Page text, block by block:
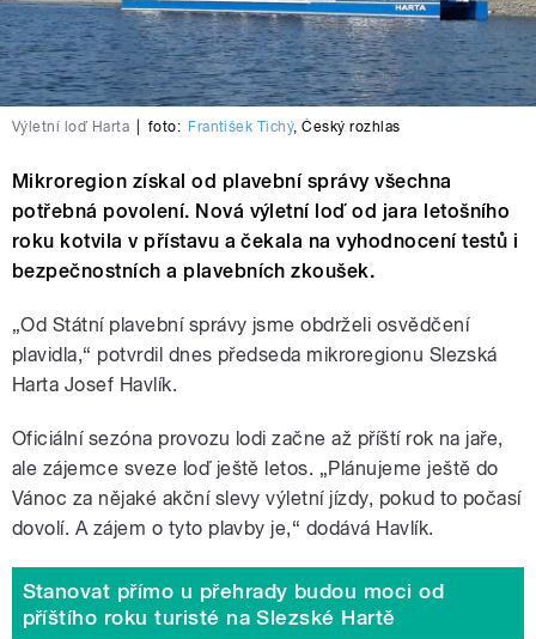
Výletní loď Harta foto: František Tichý,Český rozhlas
Mikroregion získal od plavební správy všechna
potřebná povolení. Nová výletní loď od jara letošního
roku kotvila v přístavu a čekala na vyhodnocení testů i
bezpečnostních a plavebních zkoušek.
„Od Státní plavební správy jsme obdrželi osvědčení
plavidla,“ potvrdil dnes předseda mikroregionu Slezská
Harta Josef Havlík.
Oficiální sezóna provozu lodi začne až příští rok na jaře,
ale zájemce sveze loď ještě letos. „Plánujeme ještě do
Vánoc za nějaké akční slevy výletní jízdy, pokud to počasí
dovolí. A zájem o tyto plavby je,“ dodává Havlík.
Stanovat přímo u přehrady budou moci od
příštího roku turisté na Slezské Hartě